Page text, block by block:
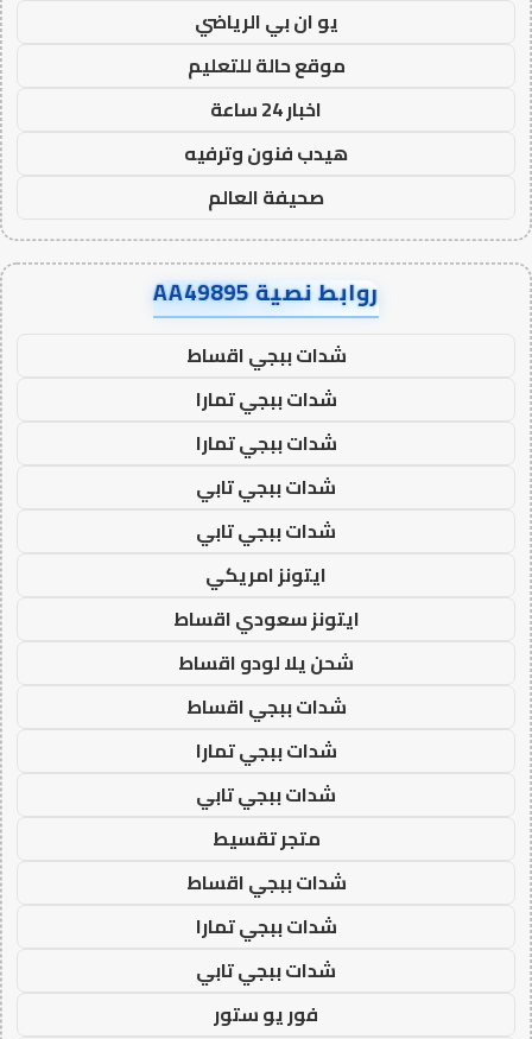
يو ان بي الرياضي
موقع حالة للتعليم
اخبار 24 ساعة
هيدب فنون وترفيه
صحيفة العالم
روابط نصية AA49895
شدات ببجي اقساط
شدات ببجي تمارا
شدات ببجي تمارا
شدات ببجي تابي
شدات ببجي تابي
ايتونز امريكي
ايتونز سعودي اقساط
شحن يلا لودو اقساط
شدات ببجي اقساط
شدات ببجي تمارا
شدات ببجي تابي
متجر تقسيط
شدات ببجي اقساط
شدات ببجي تمارا
شدات ببجي تابي
فور يو ستور